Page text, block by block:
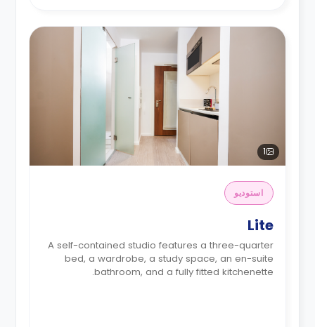
1
استوديو
Lite
A self-contained studio features a three-quarter
bed, a wardrobe, a study space, an en-suite
bathroom, and a fully fitted kitchenette.